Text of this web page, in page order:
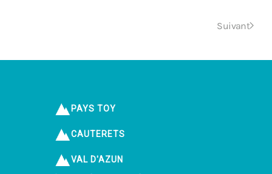
Suivant
PAYS TOY
CAUTERETS
VAL D'AZUN